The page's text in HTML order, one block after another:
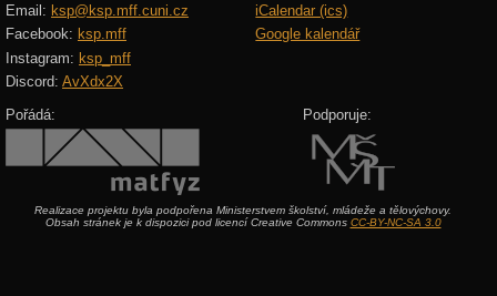
Email: ksp@ksp.mff.cuni.cz
Facebook: ksp.mff
Instagram: ksp_mff
Discord: AvXdx2X
iCalendar (ics)
Google kalendář
Pořádá: Podporuje:
Realizace projektu byla podpořena Ministerstvem školství, mládeže a tělovýchovy.
Obsah stránek je k dispozici pod licencí Creative Commons CC-BY-NC-SA 3.0